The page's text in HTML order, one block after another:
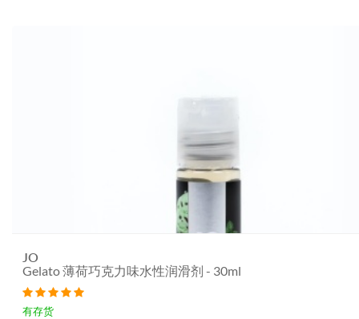
JO
Gelato 薄荷巧克力味水性润滑剂 - 30ml
有存货